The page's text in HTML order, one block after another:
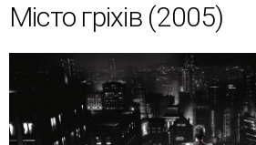
Місто гріхів (2005)